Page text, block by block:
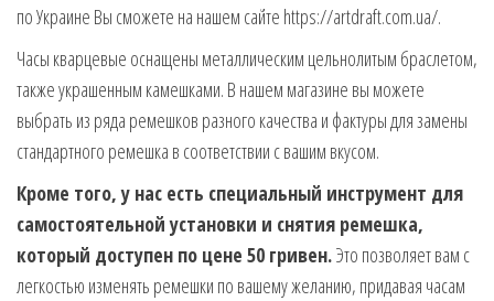
по Украине Вы сможете на нашем сайте https://artdraft.com.ua/.
Часы кварцевые оснащены металлическим цельнолитым браслетом,
также украшенным камешками. В нашем магазине вы можете
выбрать из ряда ремешков разного качества и фактуры для замены
стандартного ремешка в соответствии с вашим вкусом.
Кроме того, у нас есть специальный инструмент для
самостоятельной установки и снятия ремешка,
который доступен по цене 50 гривен.Это позволяет вам с
легкостью изменять ремешки по вашему желанию, придавая часам